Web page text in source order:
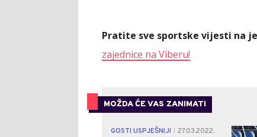
Pratite sve sportske vijesti na
zajednice na Viberu!
MOŽDA ĆE VAS ZANIMATI
GOSTI USPJEŠNIJI
27.03.2022.